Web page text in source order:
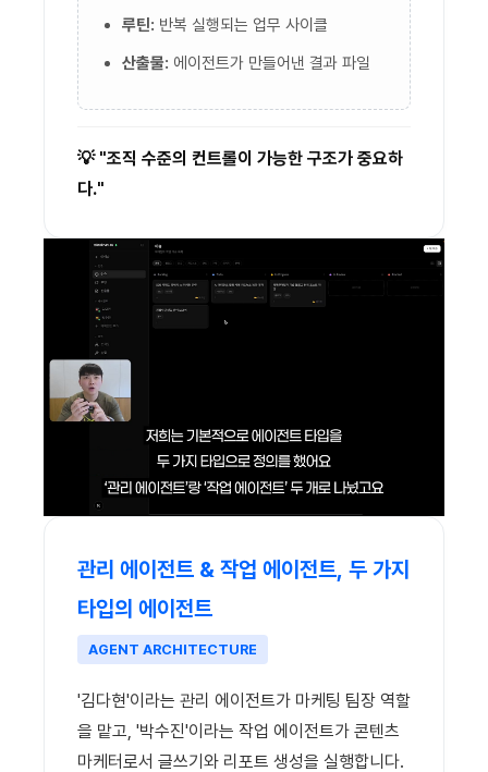
루틴: 반복 실행되는 업무 사이클
산출물: 에이전트가 만들어낸 결과 파일
💡 "조직 수준의 컨트롤이 가능한 구조가 중요하
다."
관리 에이전트 & 작업 에이전트, 두 가지
타입의 에이전트
AGENT ARCHITECTURE
'김다현'이라는 관리 에이전트가 마케팅 팀장 역할
을 맡고, '박수진'이라는 작업 에이전트가 콘텐츠
마케터로서 글쓰기와 리포트 생성을 실행합니다.